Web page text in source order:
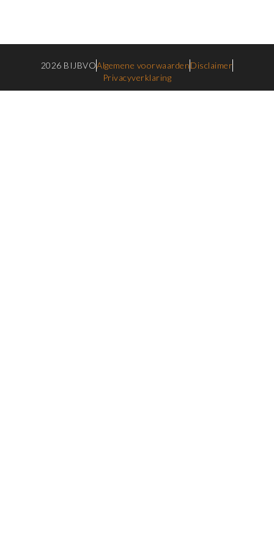
2026 BIJBVOAlgemene voorwaardenDisclaimer
Privacyverklaring